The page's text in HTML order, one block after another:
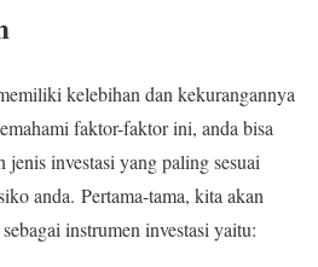
kelebihan dan kekurangannya
faktor-faktor ini, anda bisa
jenis investasi yang paling sesuai
anda. Pertama-tama, kita akan
instrumen investasi yaitu: